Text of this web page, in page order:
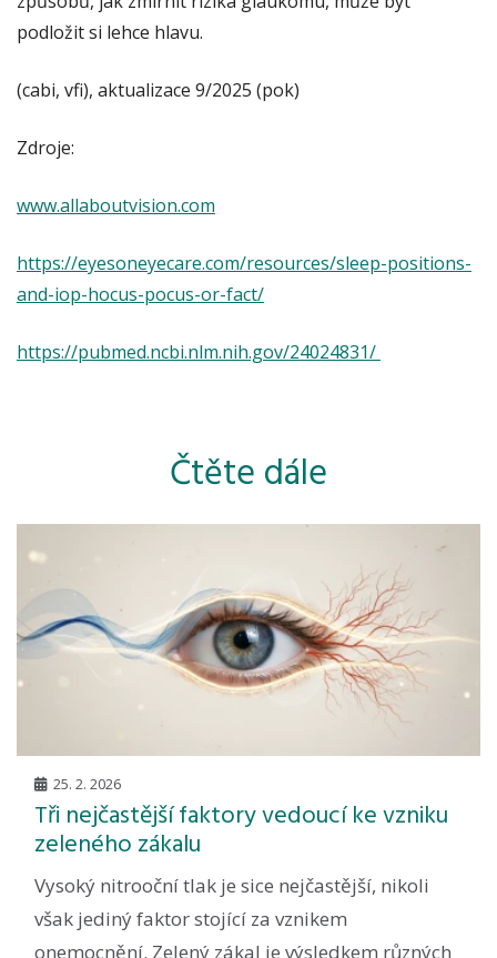
podložit si lehce hlavu.
(cabi, vfi), aktualizace 9/2025 (pok)
Zdroje:
www.allaboutvision.com
https://eyesoneyecare.com/resources/sleep-positions-
and-iop-hocus-pocus-or-fact/
https://pubmed.ncbi.nlm.nih.gov/24024831/
Čtěte dále
25. 2. 2026
Tři nejčastější faktory vedoucí ke vzniku
zeleného zákalu
Vysoký nitrooční tlak je sice nejčastější, nikoli
však jediný faktor stojící za vznikem
onemocnění. Zelený zákal je výsledkem různých